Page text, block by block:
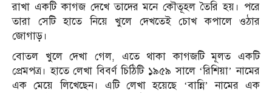
রাখা একটি কাগজ দেখে তাদের মনে কৌতূহল তৈরি হয়। পরে
তারা সেটি হাতে নিয়ে খুলে দেখতেই চোখ কপালে ওঠার
জোগাড়।
বোতল খুলে দেখা গেল, এতে থাকা কাগজটি মূলত একটি
প্রেমপত্র। হাতে লেখা বিবর্ণ চিঠিটি ১৯৫৯ সালে ‘রিশিয়া’ নামের
এক মেয়ে লিখেছেন। এটি লেখা হয়েছে ‘বান্নি’ নামের এক